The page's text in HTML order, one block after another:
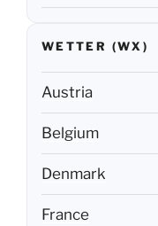
WETTER (WX)
Austria
Belgium
Denmark
France